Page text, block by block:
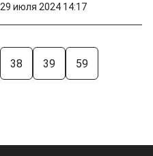
29 июля 2024 14:17
38 39 59